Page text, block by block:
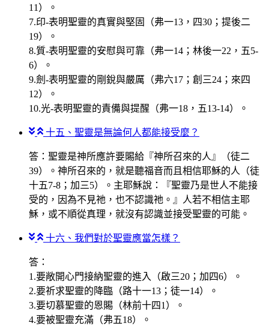
11）。
7.印-表明聖靈的真實與堅固（弗一13，四30；提後二
19）。
8.質-表明聖靈的安慰與可靠（弗一14；林後一22，五5-
6）。
9.劍-表明聖靈的剛銳與嚴厲（弗六17；創三24；來四
12）。
10.光-表明聖靈的責備與提醒（弗一18，五13-14）。
十五、聖靈是無論何人都能接受麼？
答：聖靈是神所應許要賜給『神所召來的人』（徒二
39）。神所召來的，就是聽福音而且相信耶穌的人（徒
十五7-8；加三5）。主耶穌說：『聖靈乃是世人不能接
受的，因為不見祂，也不認識祂。』人若不相信主耶
穌，或不順從真理，就沒有認識並接受聖靈的可能。
十六、我們對於聖靈應當怎樣？
答：
1.要敞開心門接納聖靈的進入（啟三20；加四6）。
2.要祈求聖靈的降臨（路十一13；徒一14）。
3.要切慕聖靈的恩賜（林前十四1）。
4.要被聖靈充滿（弗五18）。